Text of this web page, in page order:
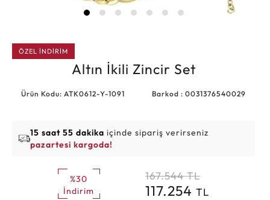
ÖZEL İNDİRİM
Altın İkili Zincir Set
Ürün Kodu: ATK0612-Y-1091 Barkod : 0031376540029
15 saat 55 dakika içinde sipariş verirseniz
pazartesi kargoda!
%30
İndirim
167.544 TL
117.254TL